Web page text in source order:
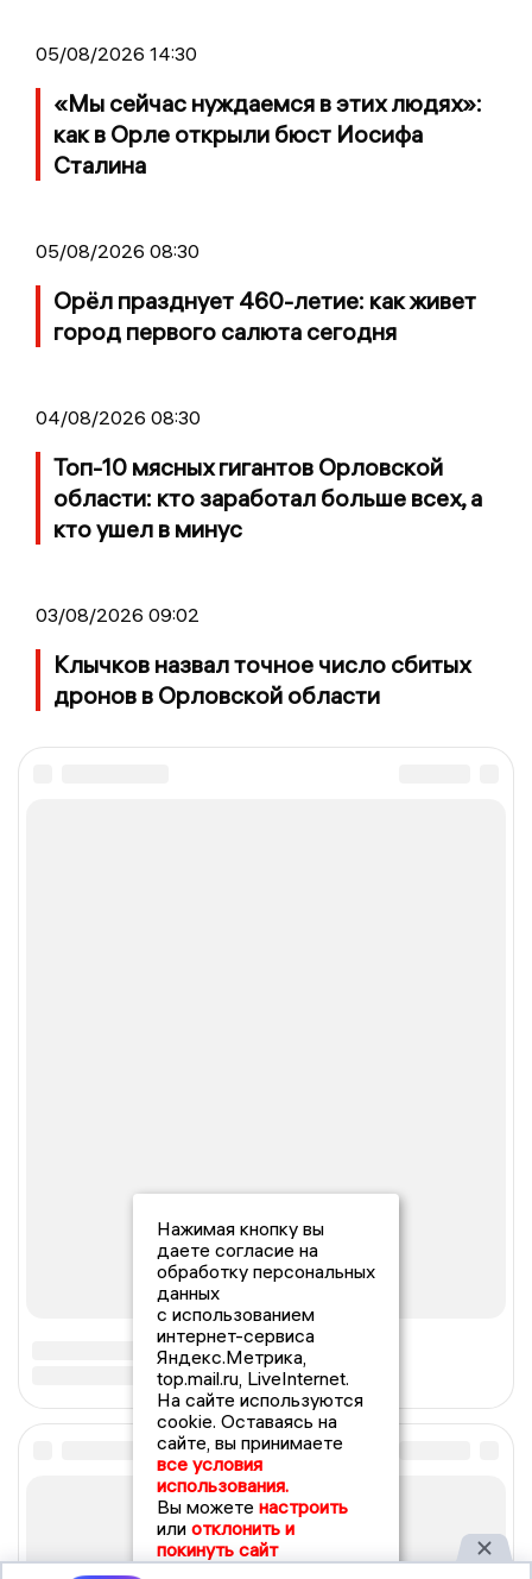
05/08/2026 14:30
«Мы сейчас нуждаемся в этих людях»:
как в Орле открыли бюст Иосифа
Сталина
05/08/2026 08:30
Орёл празднует 460-летие: как живет
город первого салюта сегодня
04/08/2026 08:30
Топ-10 мясных гигантов Орловской
области: кто заработал больше всех, а
кто ушел в минус
03/08/2026 09:02
Клычков назвал точное число сбитых
дронов в Орловской области
Нажимая кнопку вы
даете согласие на
обработку персональных
данных
с использованием
интернет-сервиса
Яндекс.Метрика,
top.mail.ru, LiveInternet.
На сайте используются
cookie. Оставаясь на
сайте, вы принимаете
все условия
использования.
Вы можете настроить
или отклонить и
покинуть сайт